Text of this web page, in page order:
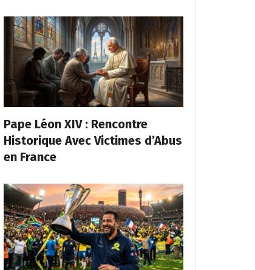
Pape Léon XIV : Rencontre
Historique Avec Victimes d’Abus
en France